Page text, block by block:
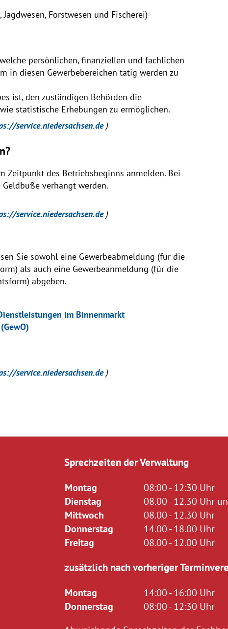
Forstwesen und Fischerei)
persönlichen, finanziellen und fachlichen
in diesen Gewerbebereichen tätig werden zu
ist, den zuständigen Behörden die
statistische Erhebungen zu ermöglichen.
service.niedersachsen.de)
Zeitpunkt des Betriebsbeginns anmelden. Bei
verhängt werden.
service.niedersachsen.de)
Sie sowohl eine Gewerbeabmeldung (für die
als auch eine Gewerbeanmeldung (für die
abgeben.
im Binnenmarkt
service.niedersachsen.de)
Sprechzeiten der Verwaltung
Montag
08:00 - 12:30 Uhr
Dienstag
08.00 - 12.30 Uhr
Mittwoch
08.00 - 12.30 Uhr
Donnerstag
14.00 - 18.00 Uhr
Freitag
08.00 - 12.00 Uhr
zusätzlich nach vorheriger
Montag
14:00 - 16:00 Uhr
Donnerstag
08:00 - 12:30 Uhr